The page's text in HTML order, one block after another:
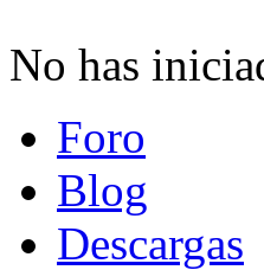
No has
Foro
Blog
Descargas